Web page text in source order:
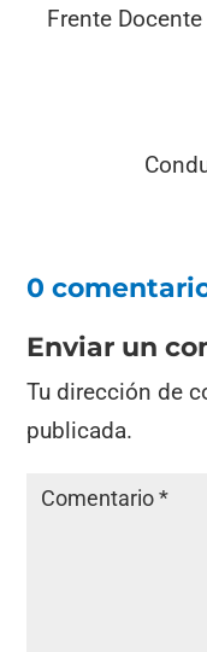
Frente
0
Enviar un
Tu dirección de
publicada.